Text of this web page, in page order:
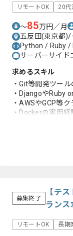
リモートOK 20代
〜85万円／月
五反田(東京都)/
Python / Ruby
サーバーサイド
求めるスキル
・Git等開発ツー
・DjangoやRuby
・AWSやGCP等
・Dockerの実用経
募集終了
【テス
ランス
リモートOK 長期